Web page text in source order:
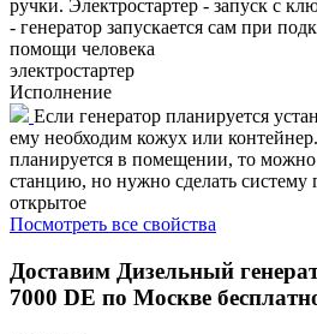
ручки. Электростартер - запуск с
- генератор запускается сам при
помощи человека
электростартер
Исполнение
Если генератор планируется
ему необходим кожух или
планируется в помещении, то
станцию, но нужно сделать систему
открытое
Посмотреть все свойства
Доставим Дизельный
7000 DE по Москве